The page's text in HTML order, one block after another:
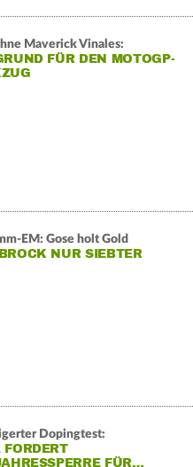
Maverick Vinales:
FÜR DEN MOTOGP-
EM: Gose holt Gold
NUR SIEBTER
Dopingtest:
FORDERT
FÜR…